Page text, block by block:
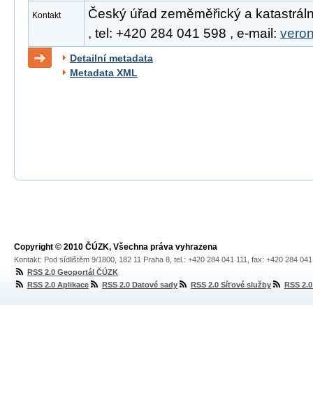
Kontakt
Český úřad zeměměřický a
, tel: +420 284 041 598 , e-mail:
Detailní metadata
Metadata XML
Copyright © 2010 ČÚZK, Všechna práva vyhrazena
Kontakt: Pod sídlištěm 9/1800, 182 11 Praha 8, tel.: +420 284 041 111, fax: +420 284
RSS 2.0 Geoportál ČÚZK
RSS 2.0 Aplikace
RSS 2.0 Datové sady RSS 2.0 Síťové služby RSS